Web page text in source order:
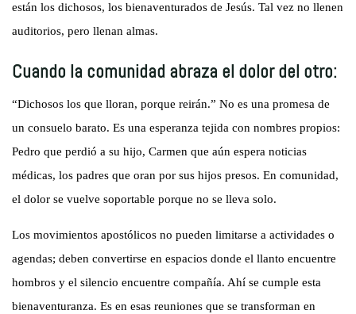
están los dichosos, los bienaventurados de Jesús. Tal vez no llenen
auditorios, pero llenan almas.
Cuando la comunidad abraza el dolor del otro:
“Dichosos los que lloran, porque reirán.” No es una promesa de
un consuelo barato. Es una esperanza tejida con nombres propios:
Pedro que perdió a su hijo, Carmen que aún espera noticias
médicas, los padres que oran por sus hijos presos. En comunidad,
el dolor se vuelve soportable porque no se lleva solo.
Los movimientos apostólicos no pueden limitarse a actividades o
agendas; deben convertirse en espacios donde el llanto encuentre
hombros y el silencio encuentre compañía. Ahí se cumple esta
bienaventuranza. Es en esas reuniones que se transforman en